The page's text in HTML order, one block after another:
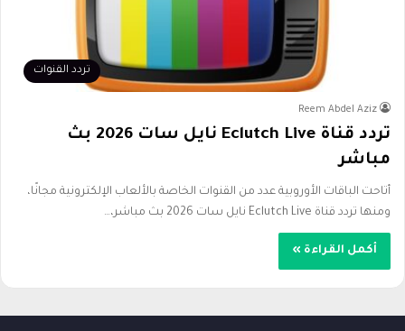
تردد القنوات
Reem Abdel Aziz
تردد قناة Eclutch Live نايل سات 2026 بث
مباشر
أتاحت الباقات الأوروبية عدد من القنوات الخاصة بالألعاب الإلكترونية مجانًا،
ومنها تردد قناة Eclutch Live نايل سات 2026 بث مباشر،…
أكمل القراءة »